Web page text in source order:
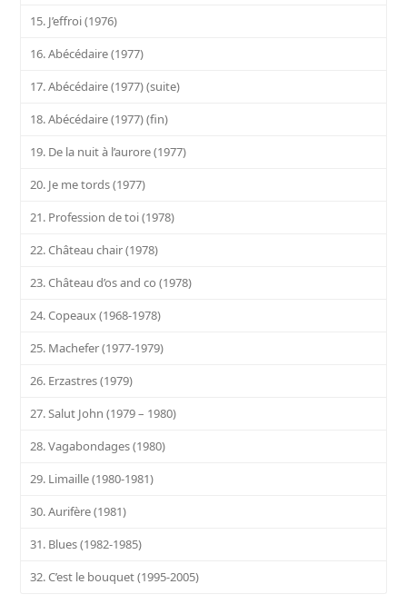
15. J’effroi (1976)
16. Abécédaire (1977)
17. Abécédaire (1977) (suite)
18. Abécédaire (1977) (fin)
19. De la nuit à l’aurore (1977)
20. Je me tords (1977)
21. Profession de toi (1978)
22. Château chair (1978)
23. Château d’os and co (1978)
24. Copeaux (1968-1978)
25. Machefer (1977-1979)
26. Erzastres (1979)
27. Salut John (1979 – 1980)
28. Vagabondages (1980)
29. Limaille (1980-1981)
30. Aurifère (1981)
31. Blues (1982-1985)
32. C’est le bouquet (1995-2005)